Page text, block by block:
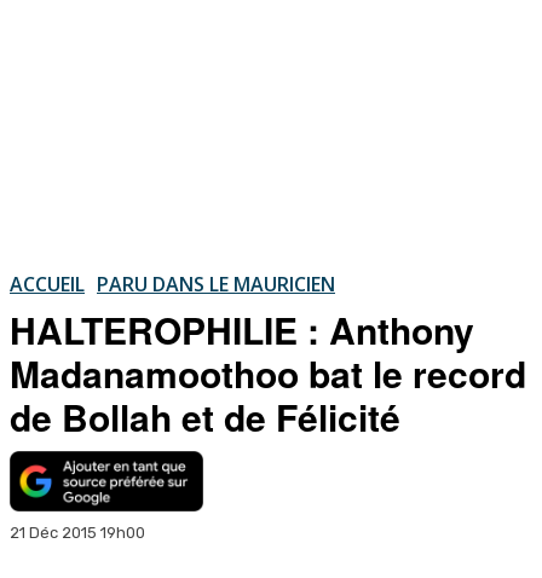
ACCUEIL PARU DANS LE MAURICIEN
HALTEROPHILIE : Anthony
Madanamoothoo bat le record
de Bollah et de Félicité
21 Déc 2015 19h00